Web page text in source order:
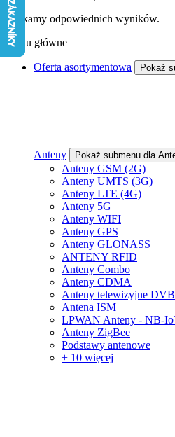
Szukamy odpowiednich wyników.
Menu główne
Oferta asortymentowa Pokaż
Anteny Pokaż submenu dla
Anteny GSM (2G)
Anteny UMTS (3G)
Anteny LTE (4G)
Anteny 5G
Anteny WIFI
Anteny GPS
Anteny GLONASS
ANTENY RFID
Anteny Combo
Anteny CDMA
Anteny telewizyjne
Antena ISM
LPWAN Anteny - NB-
Anteny ZigBee
Podstawy antenowe
+ 10 więcej